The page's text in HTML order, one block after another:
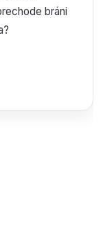
bráni